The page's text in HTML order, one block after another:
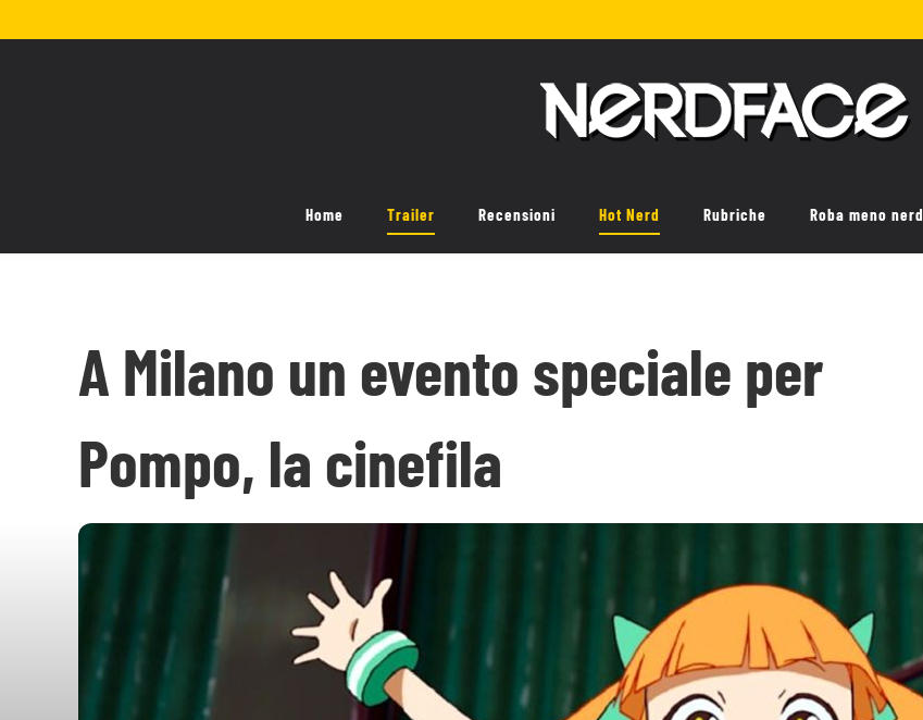
al
Home Trailer Recensioni Hot Nerd Rubriche Roba meno nerd
A Milano un evento speciale per
Pompo, la cinefila